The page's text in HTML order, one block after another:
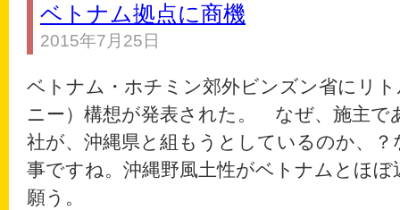
ベトナム拠点に商機
2015年7月25日
ベトナム・ホチミン郊外ビンズン省にリ
ニー）構想が発表された。 なぜ、施主で
社が、沖縄県と組もうとしているのか、
事ですね。沖縄野風土性がベトナムとほ
願う。